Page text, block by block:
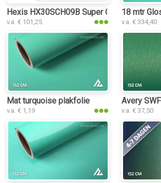
Hexis HX30SCH09B Super Chrome
v.a. € 101,25
18 mtr
v.a. € 334,40
Mat turquoise plakfolie
v.a. € 1,19
Avery
v.a. € 37,50